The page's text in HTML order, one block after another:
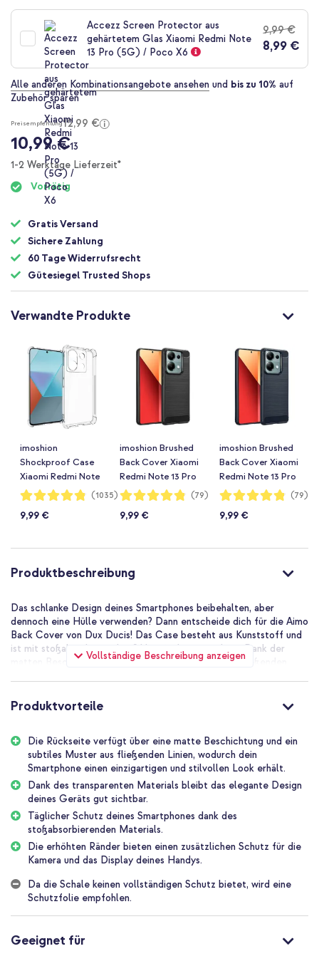
Bildgalerie
springen
Accezz Screen Protector aus
gehärtetem Glas Xiaomi Redmi Note
13 Pro (5G) / Poco X6
9,99 €
8,99 €
Alle anderen Kombinationsangebote ansehen und bis zu 10% auf
Zubehör sparen
Preisempfehlung12,99 €
10,99 €
1-2 Werktage Lieferzeit*
Vorrätig
Gratis Versand
Sichere Zahlung
60 Tage Widerrufsrecht
Gütesiegel Trusted Shops
Verwandte Produkte
imoshion
Shockproof Case
Xiaomi Redmi Note
13 Pro (5G) / Poco
Bewertung:
96%
(1035)
9,99 €
imoshion Brushed
Back Cover Xiaomi
Redmi Note 13 Pro
(5G) / Poco X6 -
Bewertung:
96%
(79)
9,99 €
imoshion Brushed
Back Cover Xiaomi
Redmi Note 13 Pro
(5G) / Poco X6 -
Bewertung:
96%
(79)
9,99 €
Produktbeschreibung
Vollständige Beschreibung anzeigen
Das schlanke Design deines Smartphones beibehalten, aber
dennoch eine Hülle verwenden? Dann entscheide dich für die Aimo
Back Cover von Dux Ducis! Das Case besteht aus Kunststoff und
ist mit stoßabsorbierenden Silikonrändern versehen. Dank der
matten Beschichtung und des subtilen Musters aus fließenden
stilvollen Look.
Die Aimo Back Cover von Dux Ducis besteht aus Kunststoff und
verfügt über stoßabsorbierende Silikonräder. Das Silikonmaterial
bietet einen hohen Schutz vor Stürzen und Stößen. Außerdem
verfügt die Hülle über erhöhte Ränder, die einen zusätzlichen
Schutz für die Kamera und das Display deines Smartphones
bieten.
Elegantes Design
Durch das leichte und schlanke Design der Hülle bleibt die Form
des Handys erhalten. Hierdurch liegt dein Smartphone weiterhin
gut in der Hand. Dank des transparenten Materials bleibt das
schicke Design deines Smartphones nach wie vor sichtbar.
Außerdem verfügt die transparente Rückseite über eine matte
Beschichtung und ein subtiles Muster aus fließenden Linien,
wodurch dein Smartphone einen einzigartigen und stilvollen Look
erhält.
Produktvorteile
Die Rückseite verfügt über eine matte Beschichtung und ein
subtiles Muster aus fließenden Linien, wodurch dein
Smartphone einen einzigartigen und stilvollen Look erhält.
Dank des transparenten Materials bleibt das elegante Design
deines Geräts gut sichtbar.
Täglicher Schutz deines Smartphones dank des
stoßabsorbierenden Materials.
Die erhöhten Ränder bieten einen zusätzlichen Schutz für die
Kamera und das Display deines Handys.
Da die Schale keinen vollständigen Schutz bietet, wird eine
Schutzfolie empfohlen.
Geeignet für